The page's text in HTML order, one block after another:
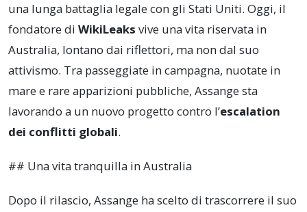
una lunga battaglia legale con gli Stati Uniti. Oggi, il
fondatore di WikiLeaks vive una vita riservata in
Australia, lontano dai riflettori, ma non dal suo
attivismo. Tra passeggiate in campagna, nuotate in
mare e rare apparizioni pubbliche, Assange sta
lavorando a un nuovo progetto contro l’escalation
dei conflitti globali.
## Una vita tranquilla in Australia
Dopo il rilascio, Assange ha scelto di trascorrere il suo